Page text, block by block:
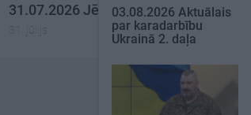
31.07.2026 Jēkabpils laiks
31. jūlijs
03.08.2026 Aktuālais
par karadarbību
Ukrainā 2. daļa